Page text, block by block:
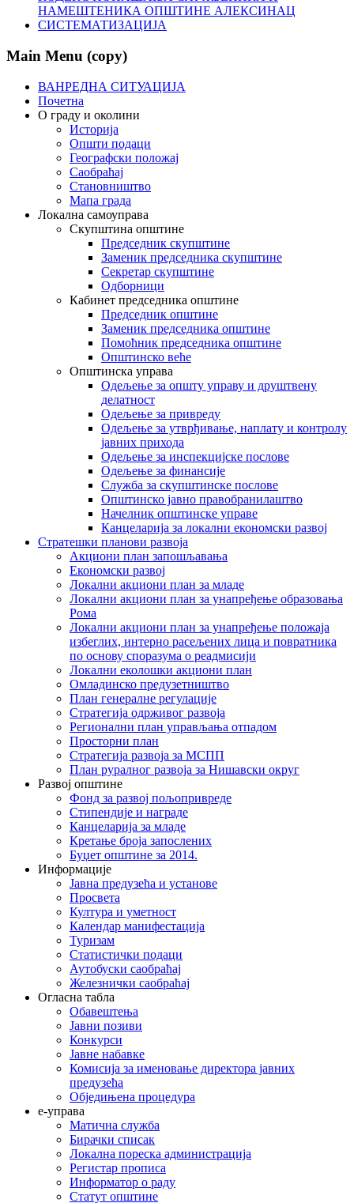
НАМЕШТЕНИКА ОПШТИНЕ АЛЕКСИНАЦ
СИСТЕМАТИЗАЦИЈА
Main Menu (copy)
ВАНРЕДНА СИТУАЦИЈА
Почетна
О граду и околини
Историја
Општи подаци
Географски положај
Саобраћај
Становништво
Мапа града
Локална самоуправа
Скупштина општине
Председник скупштине
Заменик председника скупштине
Секретар скупштине
Одборници
Кабинет председника општине
Председник општине
Заменик председника општине
Помоћник председника општине
Општинско веће
Општинска управа
Одељење за општу управу и друштвену
делатност
Одељење за привреду
Одељење за утврђивање, наплату и контролу
јавних прихода
Одељење за инспекцијске послове
Одељење за финансије
Служба за скупштинске послове
Општинско јавно правобранилаштво
Начелник општинске управе
Канцеларија за локални економски развој
Стратешки планови развоја
Акциони план запошљавања
Економски развој
Локални акциони план за младе
Локални акциони план за унапређење образовања
Рома
Локални акциони план за унапређење положаја
избеглих, интерно расељених лица и повратника
по основу споразума о реадмисији
Локални еколошки акциони план
Омладинско предузетништво
План генералне регулације
Стратегија одрживог развоја
Регионални план управљања отпадом
Просторни план
Стратегија развоја за МСПП
План руралног развоја за Нишавски округ
Развој општине
Фонд за развој пољопривреде
Стипендије и награде
Канцеларија за младе
Кретање броја запослених
Буџет општине за 2014.
Информације
Јавна предузећа и установе
Просвета
Култура и уметност
Календар манифестација
Туризам
Статистички подаци
Аутобуски саобраћај
Железнички саобраћај
Огласна табла
Обавештења
Јавни позиви
Конкурси
Јавне набавке
Комисија за именовање директора јавних
предузећа
Обједињена процедура
е-управа
Матична служба
Бирачки списак
Локална пореска администрација
Регистар прописа
Информатор о раду
Статут општине